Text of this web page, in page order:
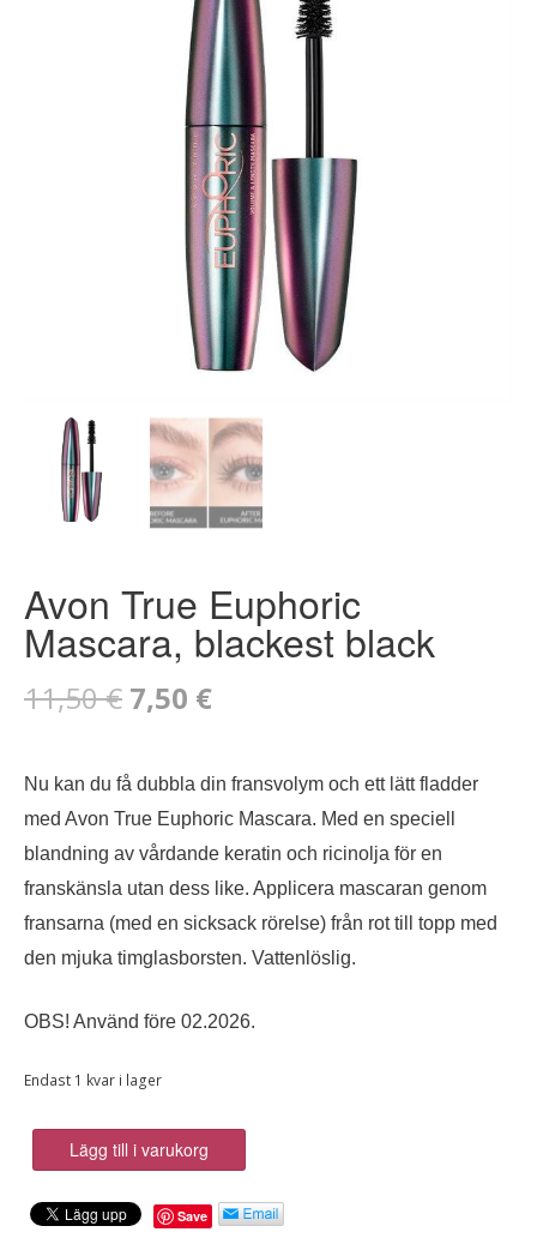
Avon True Euphoric
Mascara, blackest black
11,50€ Det
priset
var:
11,50 €.
7,50 €Det
priset
är:
7,50 €.
Nu kan du få dubbla din fransvolym och ett lätt fladder
med Avon True Euphoric Mascara. Med en speciell
blandning av vårdande keratin och ricinolja för en
franskänsla utan dess like. Applicera mascaran genom
fransarna (med en sicksack rörelse) från rot till topp med
den mjuka timglasborsten. Vattenlöslig.
OBS! Använd före 02.2026.
Endast 1 kvar i lager
True
Mascara,
Lägg till i varukorg
Save